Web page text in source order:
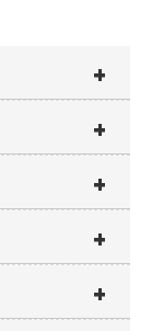
+
+
+
+
+